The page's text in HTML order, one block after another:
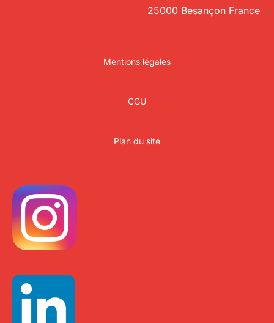
25000 Besançon France
Mentions légales
CGU
Plan du site